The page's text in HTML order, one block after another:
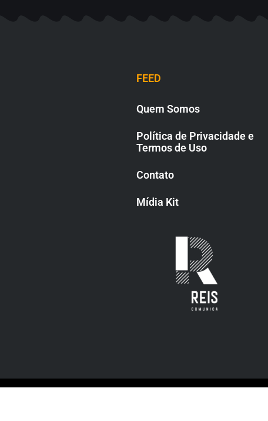
FEED
Quem Somos
Política de Privacidade e
Termos de Uso
Contato
Mídia Kit